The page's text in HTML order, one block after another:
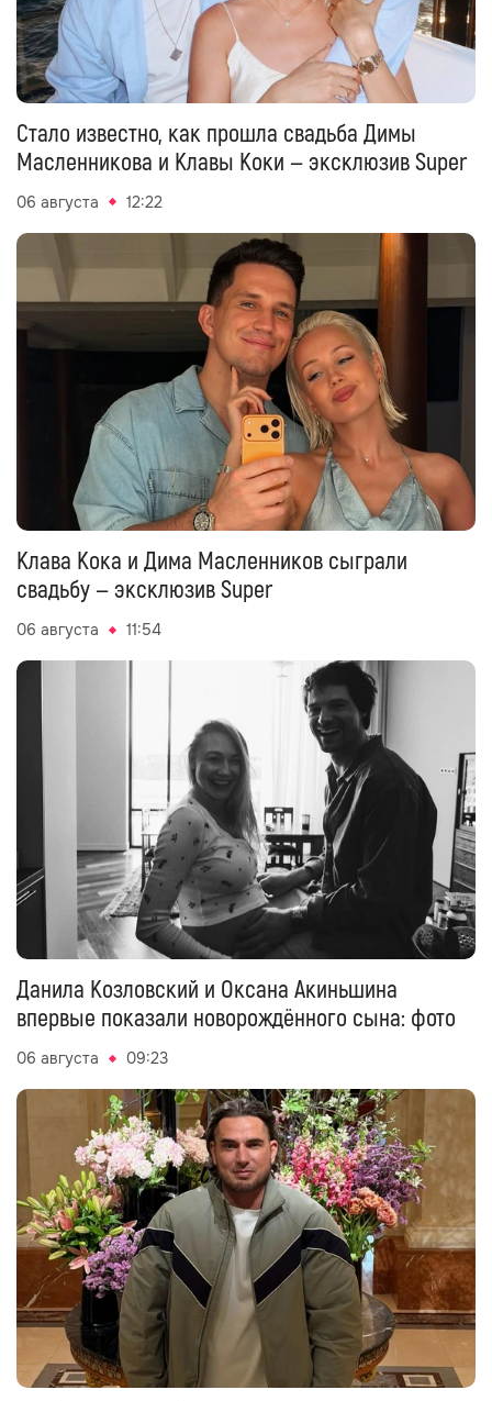
Стало известно, как прошла свадьба Димы
Масленникова и Клавы Коки — эксклюзив Super
06 августа 12:22
Клава Кока и Дима Масленников сыграли
свадьбу — эксклюзив Super
06 августа 11:54
Данила Козловский и Оксана Акиньшина
впервые показали новорождённого сына: фото
06 августа 09:23